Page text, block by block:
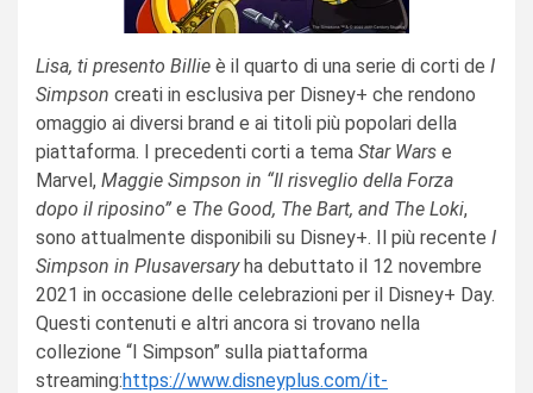
Lisa, ti presento Billie è il quarto di una serie di corti de I
Simpson creati in esclusiva per Disney+ che rendono
omaggio ai diversi brand e ai titoli più popolari della
piattaforma. I precedenti corti a tema Star Wars e
Marvel, Maggie Simpson in “Il risveglio della Forza
dopo il riposino” e The Good, The Bart, and The Loki,
sono attualmente disponibili su Disney+. Il più recente I
Simpson in Plusaversaryha debuttato il 12 novembre
2021 in occasione delle celebrazioni per il Disney+ Day.
Questi contenuti e altri ancora si trovano nella
collezione “I Simpson” sulla piattaforma
streaming:https://www.disneyplus.com/it-